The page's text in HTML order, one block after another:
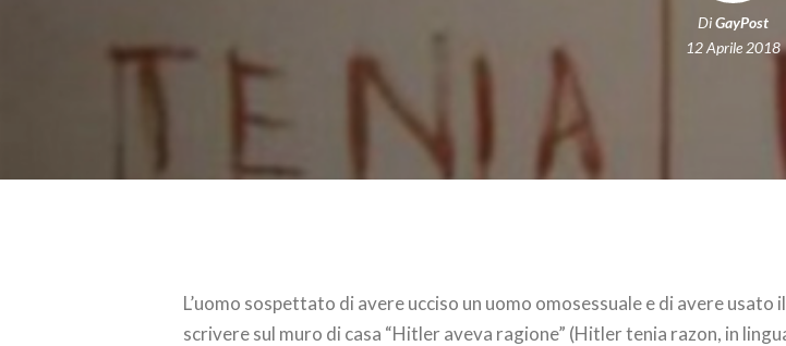
DiGayPost
12 Aprile 2018
L’uomo sospettato di avere ucciso un uomo omosessuale e di avere usato
scrivere sul muro di casa “Hitler aveva ragione” (Hitler tenia razon, in